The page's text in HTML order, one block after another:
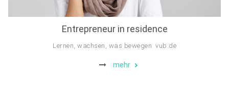
Entrepreneur in residence
Lernen, wachsen, was bewegen: vub.de
mehr